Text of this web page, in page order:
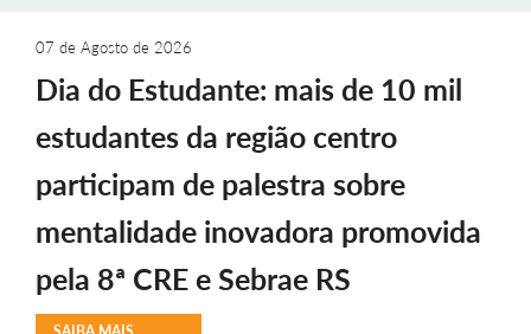
07 de Agosto de 2026
Dia do Estudante: mais de 10 mil
estudantes da região centro
participam de palestra sobre
mentalidade inovadora promovida
pela 8ª CRE e Sebrae RS